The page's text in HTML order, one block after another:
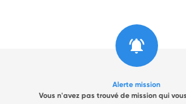
Alerte mission
Vous n'avez pas trouvé de mission qui